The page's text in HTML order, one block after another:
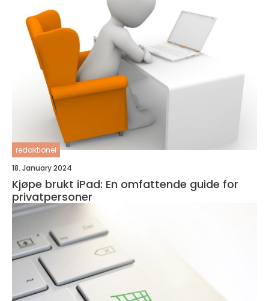
redaktionel
18. January 2024
Kjøpe brukt iPad: En omfattende guide for
privatpersoner